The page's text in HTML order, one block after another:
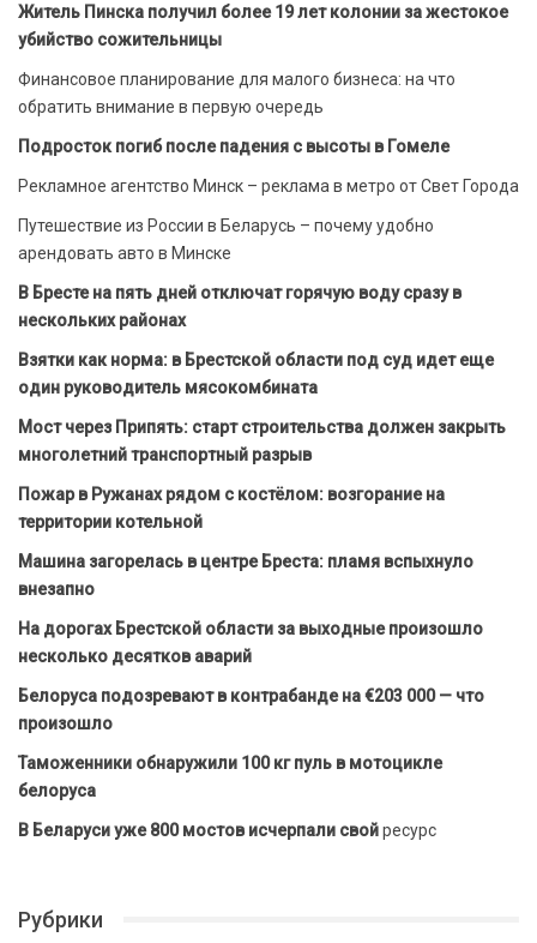
Житель Пинска получил более 19 лет колонии за жестокое
убийство сожительницы
Финансовое планирование для малого бизнеса: на что
обратить внимание в первую очередь
Подросток погиб после падения с высоты в Гомеле
Рекламное агентство Минск – реклама в метро от Свет Города
Путешествие из России в Беларусь – почему удобно
арендовать авто в Минске
В Бресте на пять дней отключат горячую воду сразу в
нескольких районах
Взятки как норма: в Брестской области под суд идет еще
один руководитель мясокомбината
Мост через Припять: старт строительства должен закрыть
многолетний транспортный разрыв
Пожар в Ружанах рядом с костёлом: возгорание на
территории котельной
Машина загорелась в центре Бреста: пламя вспыхнуло
внезапно
На дорогах Брестской области за выходные произошло
несколько десятков аварий
Белоруса подозревают в контрабанде на €203 000 — что
произошло
Таможенники обнаружили 100 кг пуль в мотоцикле
белоруса
В Беларуси уже 800 мостов исчерпали свойресурс
Рубрики